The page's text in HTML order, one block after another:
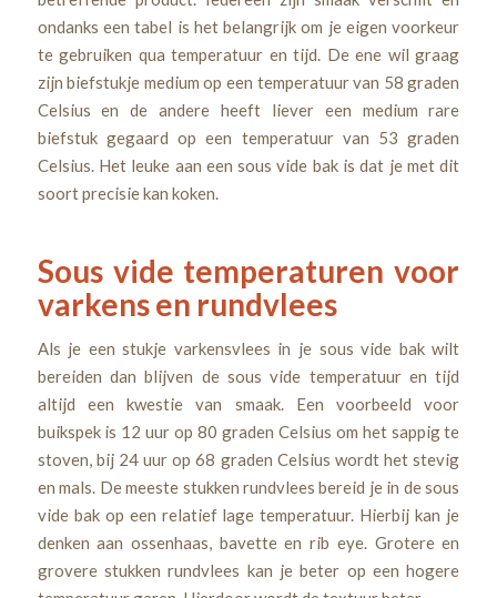
ondanks een tabel is het belangrijk om je eigen voorkeur
te gebruiken qua temperatuur en tijd. De ene wil graag
zijn biefstukje medium op een temperatuur van 58 graden
Celsius en de andere heeft liever een medium rare
biefstuk gegaard op een temperatuur van 53 graden
Celsius. Het leuke aan een sous vide bak is dat je met dit
soort precisie kan koken.
Sous vide temperaturen voor
varkens en rundvlees
Als je een stukje varkensvlees in je sous vide bak wilt
bereiden dan blijven de sous vide temperatuur en tijd
altijd een kwestie van smaak. Een voorbeeld voor
buikspek is 12 uur op 80 graden Celsius om het sappig te
stoven, bij 24 uur op 68 graden Celsius wordt het stevig
en mals. De meeste stukken rundvlees bereid je in de sous
vide bak op een relatief lage temperatuur. Hierbij kan je
denken aan ossenhaas, bavette en rib eye. Grotere en
grovere stukken rundvlees kan je beter op een hogere